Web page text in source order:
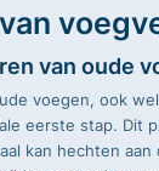
van oude
voegen, ook
eerste stap. Dit
kan hechten aan